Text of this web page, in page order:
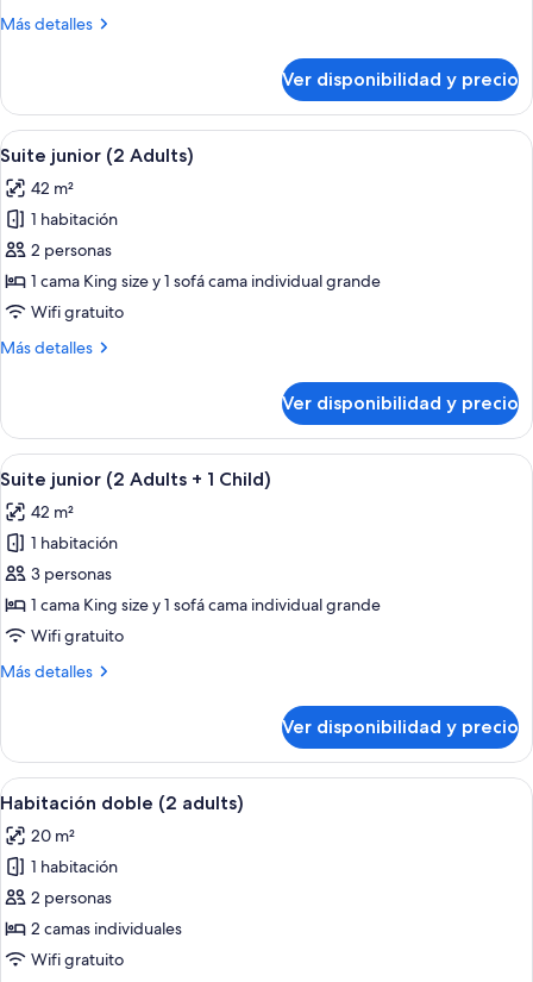
Adults
Child)
Más detalles
Más
familiar
(4
Adults
Child)
Ver disponibilidad y precio
Ver
todas
las
fotos
de
Suite
junior
Adults)
Un moderno vestíbulo de hotel con
5
Suite junior (2 Adults)
42 m²
1 habitación
2 personas
1 cama King size y 1 sofá cama individual grande
Wifi gratuito
Más detalles
Más
junior
(2
Adults)
Ver disponibilidad y precio
Ver
todas
las
fotos
de
Suite
junior
Adults
Child)
Una habitación de hotel moderna
5
Suite junior (2 Adults + 1 Child)
42 m²
1 habitación
3 personas
1 cama King size y 1 sofá cama individual grande
Wifi gratuito
Más detalles
Más
junior
(2
Adults
Child)
Ver disponibilidad y precio
Ver
todas
las
fotos
de
Habitación
doble
Una cama doble con colcha
3
Habitación doble (2 adults)
20 m²
1 habitación
2 personas
2 camas individuales
Wifi gratuito